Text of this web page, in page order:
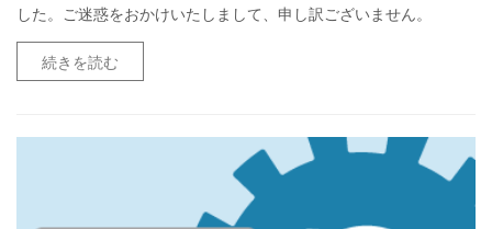
した。ご迷惑をおかけいたしまして、申し訳ございません。
続きを読む